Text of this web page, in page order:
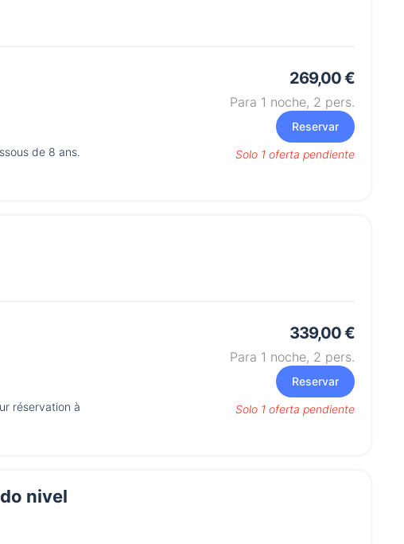
de 8 ans.
269,00 €
Para 1 noche, 2 pers.
Reservar
Solo 1 oferta pendiente
réservation à
339,00 €
Para 1 noche, 2 pers.
Reservar
Solo 1 oferta pendiente
nivel